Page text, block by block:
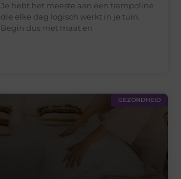
Je hebt het meeste aan een trampoline
die elke dag logisch werkt in je tuin.
Begin dus met maat en
GEZONDHEID